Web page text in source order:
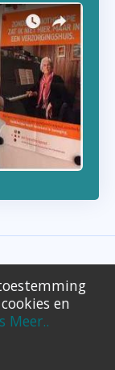
, alle merknamen
van
en
Meer..